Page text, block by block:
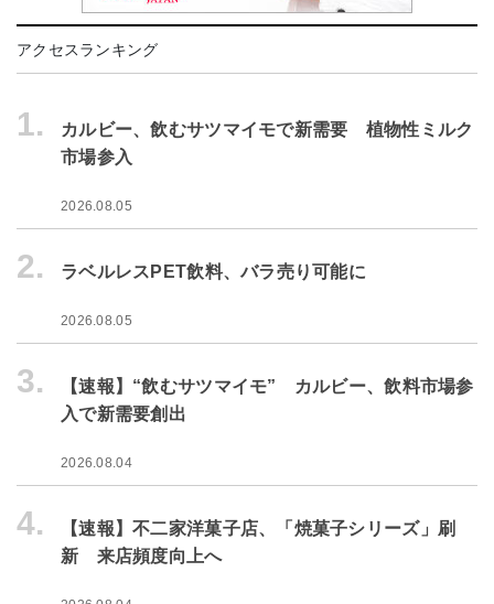
アクセスランキング
1.
カルビー、飲むサツマイモで新需要 植物性ミルク
市場参入
2026.08.05
2. ラベルレスPET飲料、バラ売り可能に
2026.08.05
3.
【速報】“飲むサツマイモ” カルビー、飲料市場参
入で新需要創出
2026.08.04
4.
【速報】不二家洋菓子店、「焼菓子シリーズ」刷
新 来店頻度向上へ